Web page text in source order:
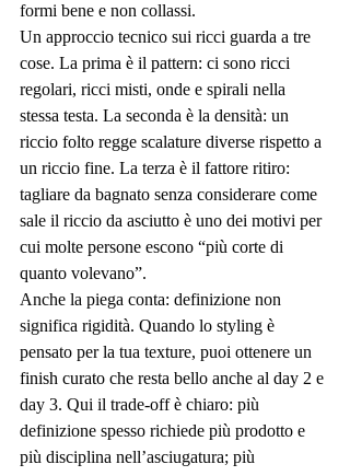
formi bene e non collassi.
Un approccio tecnico sui ricci guarda a tre
cose. La prima è il pattern: ci sono ricci
regolari, ricci misti, onde e spirali nella
stessa testa. La seconda è la densità: un
riccio folto regge scalature diverse rispetto a
un riccio fine. La terza è il fattore ritiro:
tagliare da bagnato senza considerare come
sale il riccio da asciutto è uno dei motivi per
cui molte persone escono “più corte di
quanto volevano”.
Anche la piega conta: definizione non
significa rigidità. Quando lo styling è
pensato per la tua texture, puoi ottenere un
finish curato che resta bello anche al day 2 e
day 3. Qui il trade-off è chiaro: più
definizione spesso richiede più prodotto e
più disciplina nell’asciugatura; più